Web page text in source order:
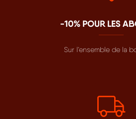
-10% POUR LES
Sur l’ensemble de la